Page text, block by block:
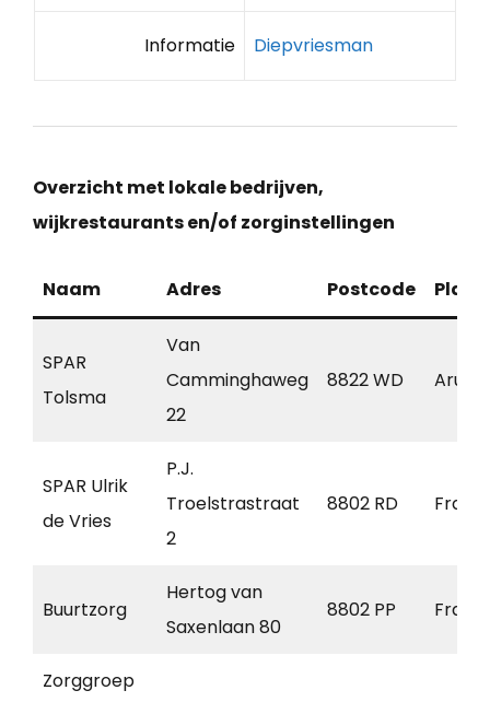
Informatie Diepvriesman
Overzicht met lokale bedrijven,
wijkrestaurants en/of zorginstellingen
Naam Adres Postcode
SPAR
Tolsma
Van
Camminghaweg
22
8822 WD Arum
SPAR Ulrik
de Vries
P.J.
Troelstrastraat
2
8802 RD
Buurtzorg
Hertog van
Saxenlaan 80
8802 PP
Zorggroep